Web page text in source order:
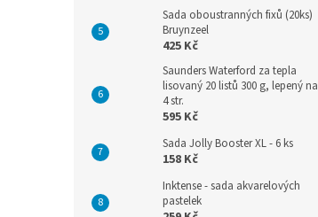
Sada oboustranných fixů (20ks)
Bruynzeel
425 Kč
Saunders Waterford za tepla
lisovaný 20 listů 300 g, lepený na
4 str.
595 Kč
Sada Jolly Booster XL - 6 ks
158 Kč
Inktense - sada akvarelových
pastelek